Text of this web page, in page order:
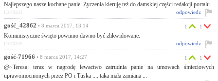
Najlepszego nasze kochane panie. Życzenia kieruję też do damskiej części redakcji portalu.
odpowiedz
ID:70333
gość_42862 • 8 marca 2017, 13:14
Komunistyczne święto powinno dawno być zlikwidowane.
1 1
odpowiedz
ID:70335
gość-71966 • 8 marca 2017, 14:27
@~Teresa: teraz w nagrodę lewactwo zatrudnia panie na umowach śmieciowych
uprawomocnionych przez PO i Tuska .... taka mała zamiana ...
1 1